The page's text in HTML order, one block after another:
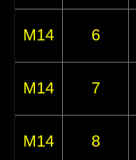
M14 6
M14 7
M14 8